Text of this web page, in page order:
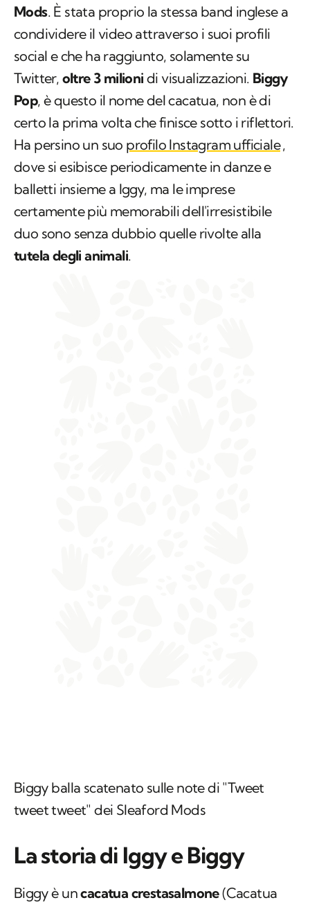
Mods. È stata proprio la stessa band inglese a
condividere il video attraverso i suoi profili
social e che ha raggiunto, solamente su
Twitter, oltre 3 milioni di visualizzazioni. Biggy
Pop, è questo il nome del cacatua, non è di
certo la prima volta che finisce sotto i riflettori.
Ha persino un suo profilo Instagram ufficiale,
dove si esibisce periodicamente in danze e
balletti insieme a Iggy, ma le imprese
certamente più memorabili dell'irresistibile
duo sono senza dubbio quelle rivolte alla
tutela degli animali.
Biggy balla scatenato sulle note di "Tweet
tweet tweet" dei Sleaford Mods
La storia di Iggy e Biggy
Biggy è uncacatua crestasalmone(Cacatua